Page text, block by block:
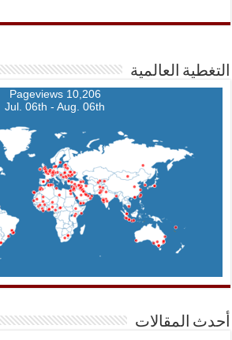
التغطية العالمية
10,206 Pageviews
Jul. 06th - Aug. 06th
أحدث المقالات